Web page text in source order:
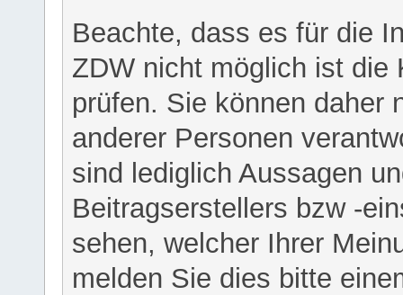
Beachte, dass es für die
ZDW nicht möglich ist die
prüfen. Sie können daher
anderer Personen
sind lediglich Aussagen
Beitragserstellers bzw -
sehen, welcher Ihrer
melden Sie dies bitte